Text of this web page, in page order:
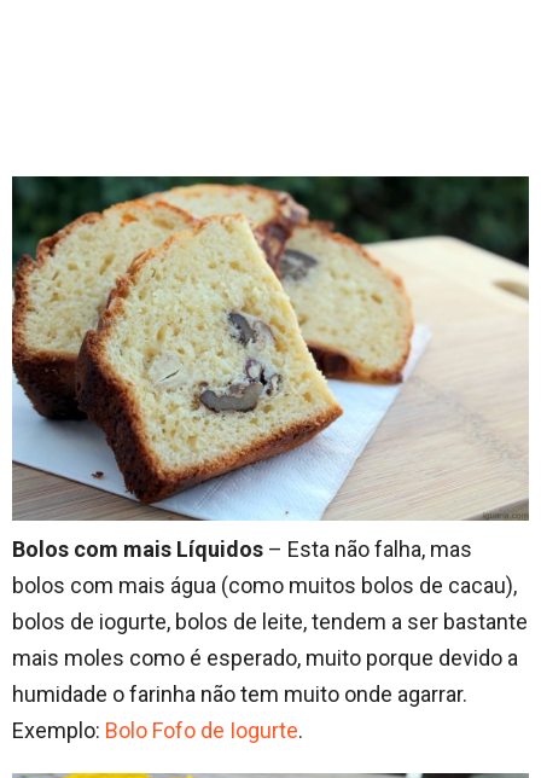
Bolos com mais Líquidos – Esta não falha, mas
bolos com mais água (como muitos bolos de cacau),
bolos de iogurte, bolos de leite, tendem a ser bastante
mais moles como é esperado, muito porque devido a
humidade o farinha não tem muito onde agarrar.
Exemplo: Bolo Fofo de Iogurte.